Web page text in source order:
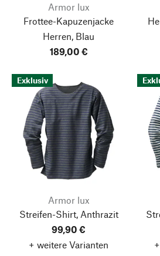
Armor lux
Frottee-Kapuzenjacke
Herren, Blau
189,00 €
Exklusiv
Armor lux
Streifen-Shirt, Anthrazit
99,90 €
+ weitere Varianten